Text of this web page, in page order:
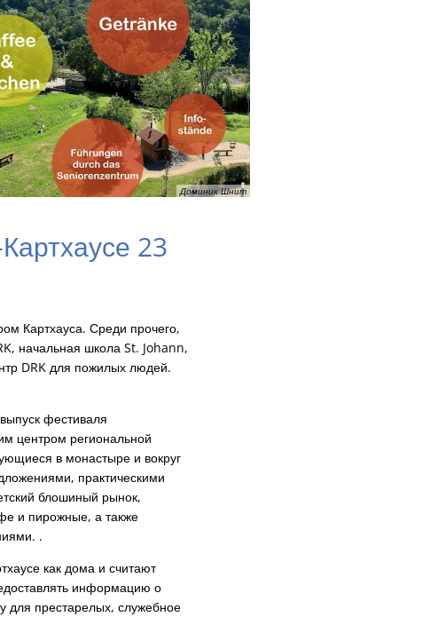
Доминик Шнит
23
Картхауса. Среди прочего,
начальная школа St. Johann,
DRK для пожилых людей.
фестиваля
центром региональной
в монастыре и вокруг
практическими
блошиный рынок,
и пирожные, а также
.
как дома и считают
информацию о
для престарелых, служебное